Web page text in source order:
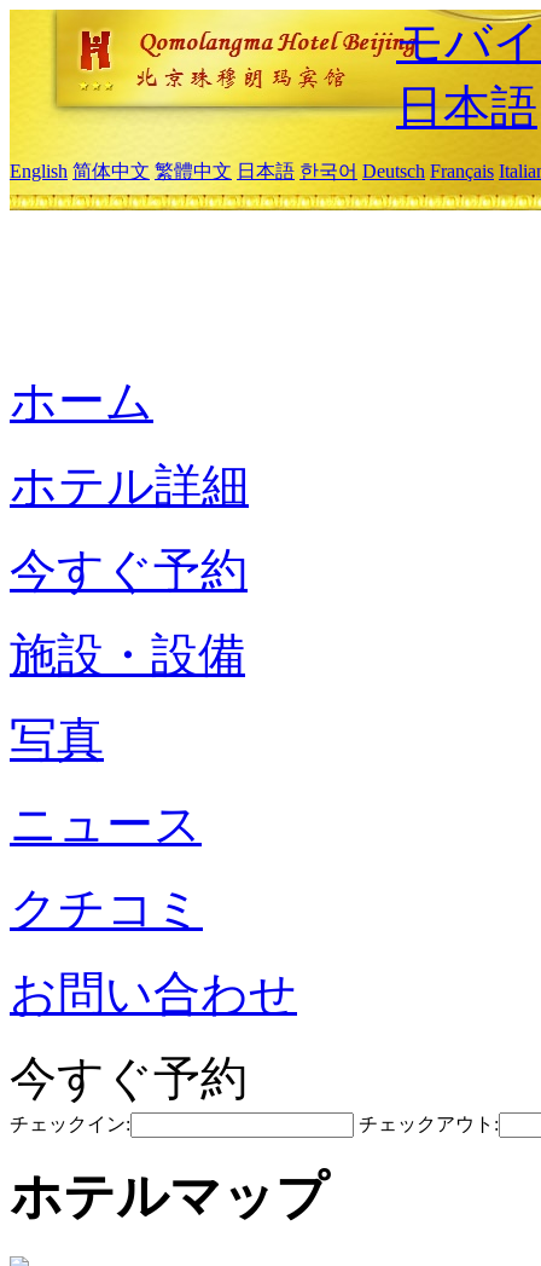
モバ
日本語
English 简体中文 繁體中文 日本語 한국어 Deutsch Français
ホーム
ホテル詳細
今すぐ予約
施設・設備
写真
ニュース
クチコミ
お問い合わせ
今すぐ予約
チェックイン: チェックアウト:
ホテルマップ